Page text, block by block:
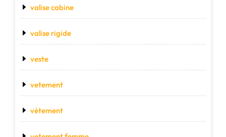
valise cabine
valise rigide
veste
vetement
vétement